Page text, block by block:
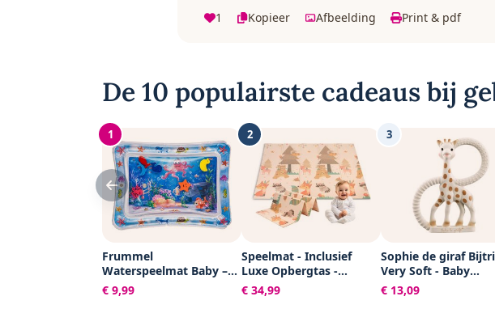
1 Kopieer Afbeelding Print & pdf
De 10 populairste cadeaus bij
1
Frummel
Waterspeelmat Baby –
Watermat – Speelkleed –
Opblaasbaar –
€ 9,99
2
Speelmat - Inclusief
Luxe Opbergtas -
Dubbelzijdig -
Speelkleed - Speelmat
€ 34,99
3
Sophie de giraf
Very Soft - Baby
speelgoed -
Kraamcadeau -
€ 13,09